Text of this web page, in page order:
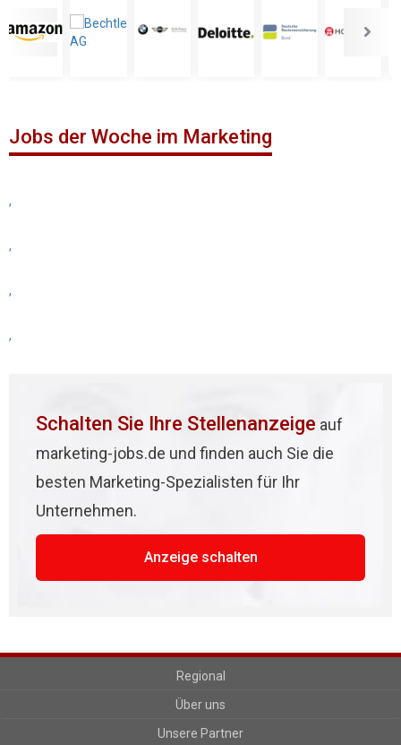
Jobs der Woche im Marketing
,
,
,
,
Schalten Sie Ihre Stellenanzeige auf
marketing-jobs.de und finden auch Sie die
besten Marketing-Spezialisten für Ihr
Unternehmen.
Anzeige schalten
Regional
Über uns
Unsere Partner